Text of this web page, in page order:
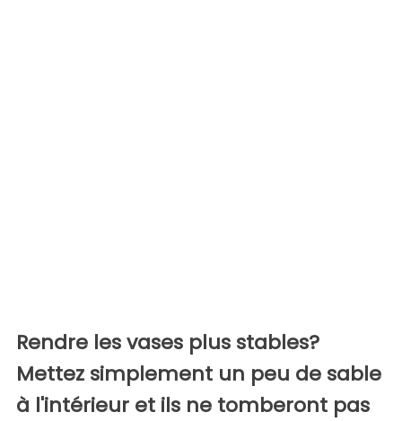
Rendre les vases plus stables?
Mettez simplement un peu de sable
à l'intérieur et ils ne tomberont pas